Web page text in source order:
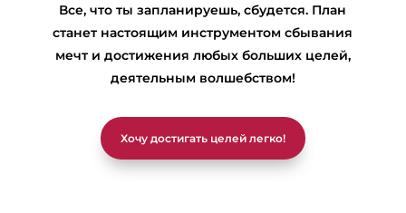
Все, что ты запланируешь, сбудется. План
станет настоящим инструментом сбывания
мечт и достижения любых больших целей,
деятельным волшебством!
Хочу достигать целей легко!